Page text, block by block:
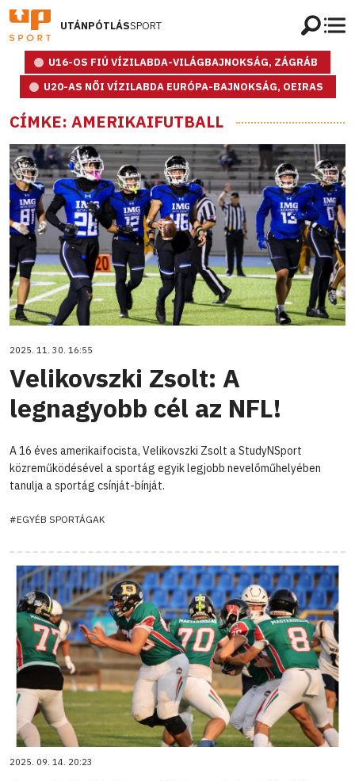
UTÁNPÓTLÁSSPORT
U16-OS FIÚ VÍZILABDA-VILÁGBAJNOKSÁG, ZÁGRÁB
U20-AS NŐI VÍZILABDA EURÓPA-BAJNOKSÁG, OEIRAS
CÍMKE: AMERIKAIFUTBALL
2025. 11. 30. 16:55
Velikovszki Zsolt: A
legnagyobb cél az NFL!
A 16 éves amerikaifocista, Velikovszki Zsolt a StudyNSport
közreműködésével a sportág egyik legjobb nevelőműhelyében
tanulja a sportág csínját-bínját.
#EGYÉB SPORTÁGAK
2025. 09. 14. 20:23